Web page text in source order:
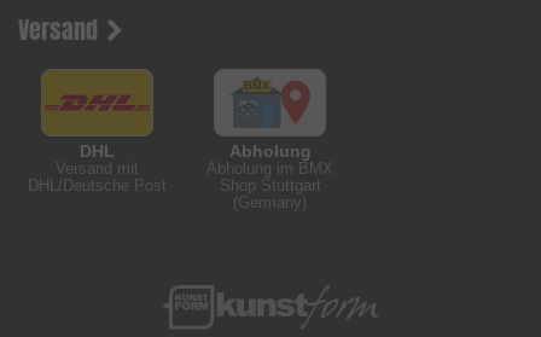
Versand
DHL
Versand mit
DHL/Deutsche Post
Abholung
Abholung im BMX
Shop Stuttgart
(Germany)